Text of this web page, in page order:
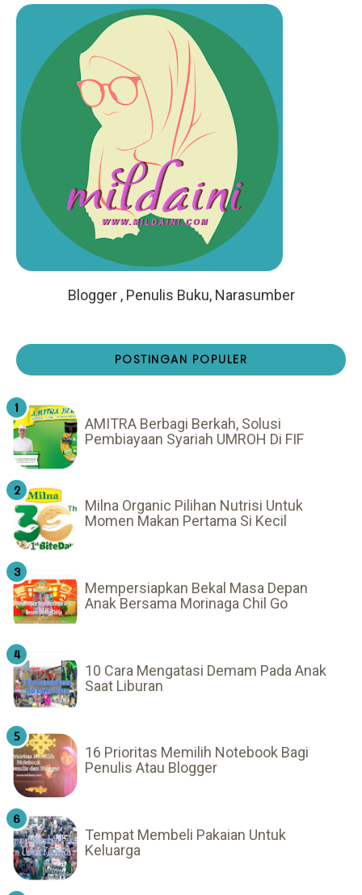
Blogger , Penulis Buku, Narasumber
POSTINGAN POPULER
AMITRA Berbagi Berkah, Solusi
Pembiayaan Syariah UMROH Di FIF
Milna Organic Pilihan Nutrisi Untuk
Momen Makan Pertama Si Kecil
Mempersiapkan Bekal Masa Depan
Anak Bersama Morinaga Chil Go
10 Cara Mengatasi Demam Pada Anak
Saat Liburan
16 Prioritas Memilih Notebook Bagi
Penulis Atau Blogger
Tempat Membeli Pakaian Untuk
Keluarga